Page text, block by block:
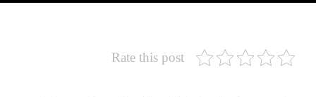
Rate this post